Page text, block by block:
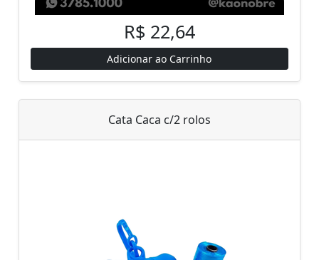
R$ 22,64
Adicionar ao Carrinho
Cata Caca c/2 rolos